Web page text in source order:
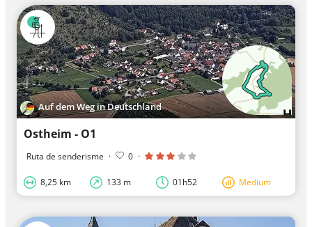
Auf dem Weg in Deutschland
Ostheim - O1
Ruta de senderisme · 0 ·
8,25 km 133 m 01h52 Medium